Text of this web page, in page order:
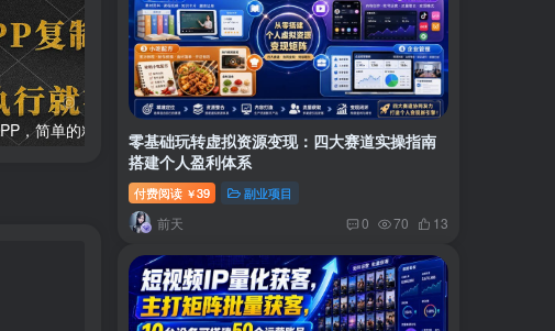
两款APP，简单的粘贴复制，两分钟八元钱，无限做，执行就有收入 2024最新风口项目 低密度蓝海赛道，日收益5000+周收益4w+…
零基础玩转虚拟资源变现：四大赛道实操指南
搭建个人盈利体系
付费阅读 ￥39 副业项目
前天 0 70 13